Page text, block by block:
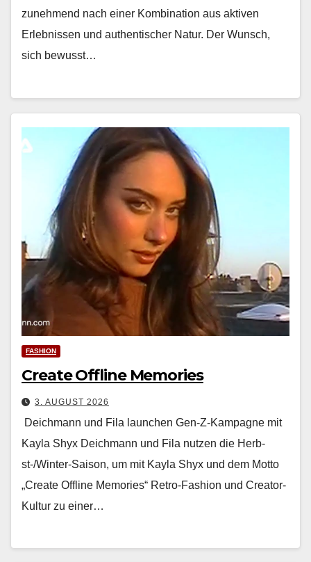
zunehmend nach ein­er Kom­bi­na­tion aus aktiv­en
Erleb­nis­sen und authen­tis­ch­er Natur. Der Wun­sch,
sich bewusst…
FASHION
Create Offline Memories
3. AUGUST 2026
Deichmann und Fila launchen Gen-Z-Kampagne mit
Kayla Shyx Deich­mann und Fila nutzen die Herb­
st-/Win­ter-Sai­son, um mit Kay­la Shyx und dem Mot­to
„Cre­ate Offline Mem­o­ries“ Retro-Fash­ion und Cre­ator-
Kul­tur zu ein­er…